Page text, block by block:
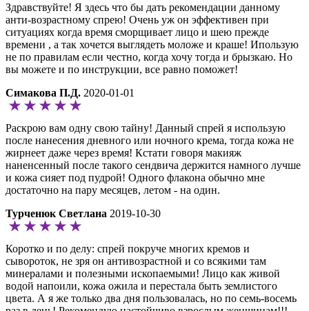
Здравствуйте! Я здесь что бы дать рекомендации данному
анти-возрастному спрею! Очень уж он эффективен при
ситуациях когда время сморщивает лицо и шею прежде
времени , а так хочется выглядеть моложе и краше! Ипользую
не по правилам если честно, когда хочу тогда и брызкаю. Но
вы можете и по инструкции, все равно поможет!
Симакова П.Д. 2020-01-01
Раскрою вам одну свою тайну! Данный спрей я использую
после нанесения дневного или ночного крема, тогда кожа не
жирнеет даже через время! Кстати говоря макияж
наненсенный после такого сендвича держится намного лучше
и кожа сияет под пудрой! Одного флакона обычно мне
достаточно на пару месяцев, летом - на один.
Турченюк Светлана 2019-10-30
Коротко и по делу: спрей покруче многих кремов и
сывороток, не зря он антивозрастной и со всякими там
минералами и полезными ископаемыми! Лицо как живой
водой напоили, кожа ожила и перестала быть землистого
цвета. А я же только два дня пользовалась, но по семь-восемь